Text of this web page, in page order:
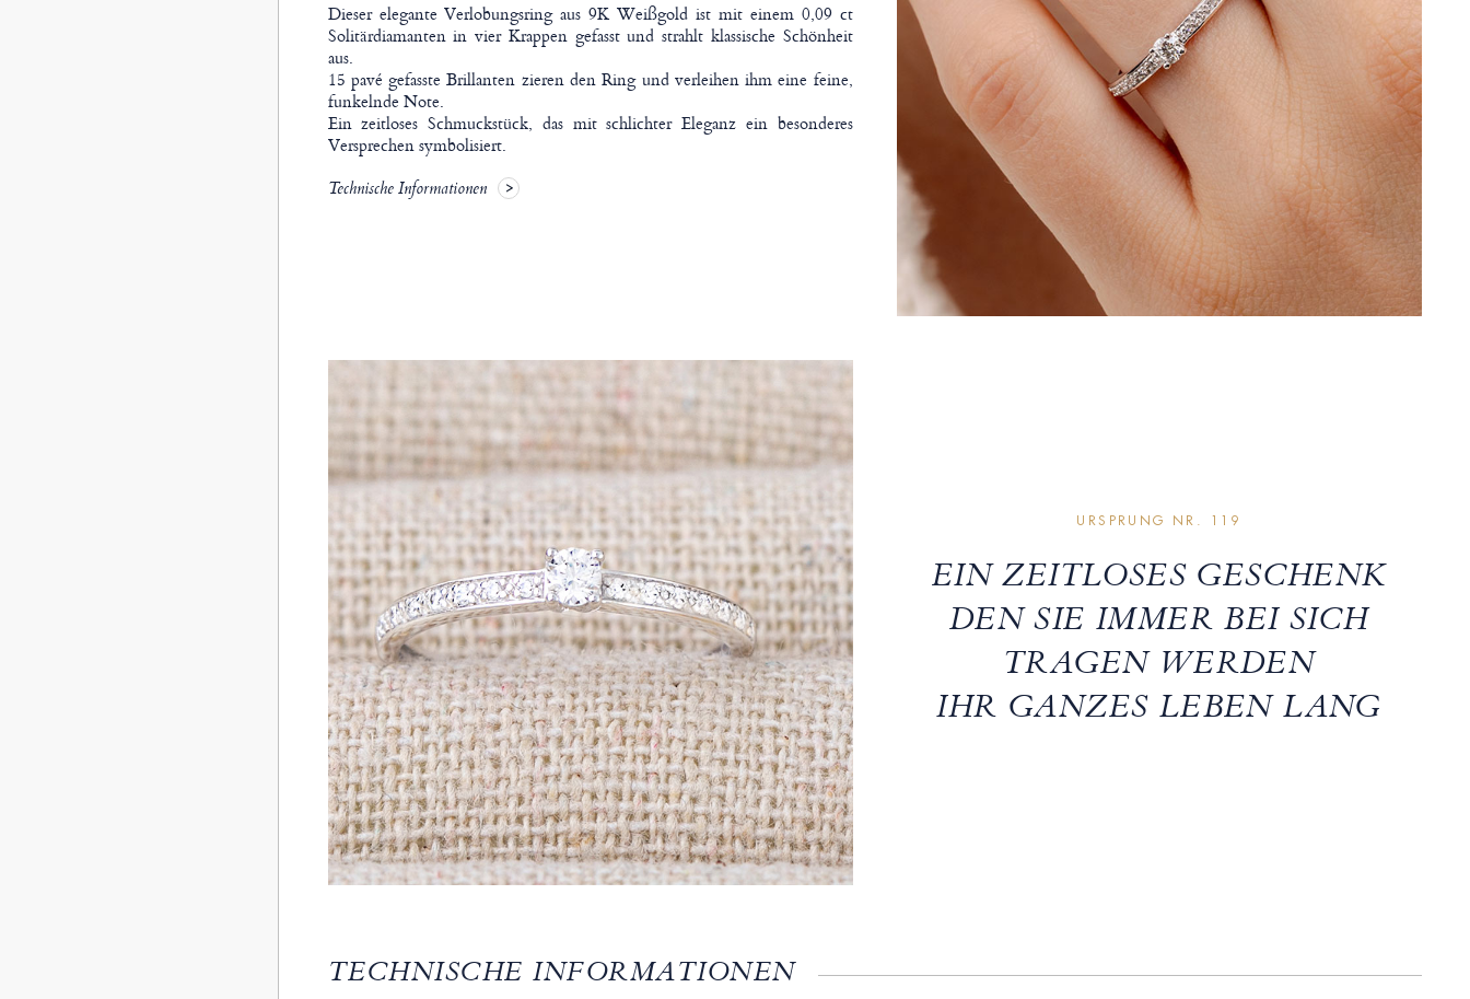
Dieser elegante Verlobungsring aus 9K Weißgold ist mit einem 0,09 ct
Solitärdiamanten in vier Krappen gefasst und strahlt klassische Schönheit
aus.
15 pavé gefasste Brillanten zieren den Ring und verleihen ihm eine feine,
funkelnde Note.
Ein zeitloses Schmuckstück, das mit schlichter Eleganz ein besonderes
Versprechen symbolisiert.
Technische Informationen
URSPRUNG NR. 119
EIN ZEITLOSES GESCHENK
DEN SIE IMMER BEI SICH
TRAGEN WERDEN
IHR GANZES LEBEN LANG
TECHNISCHE INFORMATIONEN